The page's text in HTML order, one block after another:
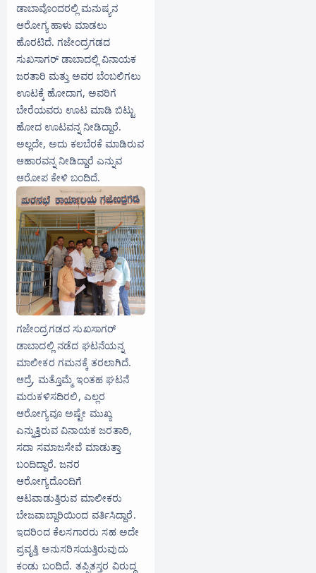
ಡಾಬಾವೊಂದರಲ್ಲಿ ಮನುಷ್ಯನ
ಆರೋಗ್ಯ ಹಾಳು ಮಾಡಲು
ಹೊರಟಿದೆ. ಗಜೇಂದ್ರಗಡದ
ಸುಖಸಾಗರ್ ಡಾಬಾದಲ್ಲಿ ವಿನಾಯಕ
ಜರತಾರಿ ಮತ್ತು ಅವರ ಬೆಂಬಲಿಗಲು
ಊಟಕ್ಕೆ ಹೋದಾಗ, ಅವರಿಗೆ
ಬೇರೆಯವರು ಊಟ ಮಾಡಿ ಬಿಟ್ಟು
ಹೋದ ಊಟವನ್ನ ನೀಡಿದ್ದಾರೆ.
ಅಲ್ಲದೇ, ಅದು ಕಲಬೆರಕೆ ಮಾಡಿರುವ
ಆಹಾರವನ್ನ ನೀಡಿದ್ದಾರೆ ಎನ್ನುವ
ಆರೋಪ ಕೇಳಿ ಬಂದಿದೆ.
ಗಜೇಂದ್ರಗಡದ ಸುಖಸಾಗರ್
ಡಾಬಾದಲ್ಲಿ ನಡೆದ ಘಟನೆಯನ್ನ
ಮಾಲೀಕರ ಗಮನಕ್ಕೆ ತರಲಾಗಿದೆ.
ಆದ್ರೆ, ಮತ್ತೊಮ್ಮೆ ಇಂತಹ ಘಟನೆ
ಮರುಕಳಿಸದಿರಲಿ, ಎಲ್ಲರ
ಆರೋಗ್ಯವೂ ಅಷ್ಟೇ ಮುಖ್ಯ
ಎನ್ನುತ್ತಿರುವ ವಿನಾಯಕ ಜರತಾರಿ,
ಸದಾ ಸಮಾಜಸೇವೆ ಮಾಡುತ್ತಾ
ಬಂದಿದ್ದಾರೆ. ಜನರ
ಆರೋಗ್ಯದೊಂದಿಗೆ
ಆಟವಾಡುತ್ತಿರುವ ಮಾಲೀಕರು
ಬೇಜವಾಬ್ದಾರಿಯಿಂದ ವರ್ತಿಸಿದ್ದಾರೆ.
ಇದರಿಂದ ಕೆಲಸಗಾರರು ಸಹ ಅದೇ
ಪ್ರವೃತ್ತಿ ಅನುಸರಿಸಯತ್ತಿರುವುದು
ಕಂಡು ಬಂದಿದೆ. ತಪ್ಪಿತಸ್ತರ ವಿರುದ್ಧ